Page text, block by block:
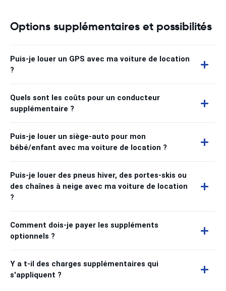
Options supplémentaires et possibilités
Puis-je louer un GPS avec ma voiture de location
?
Quels sont les coûts pour un conducteur
supplémentaire ?
Puis-je louer un siège-auto pour mon
bébé/enfant avec ma voiture de location ?
Puis-je louer des pneus hiver, des portes-skis ou
des chaînes à neige avec ma voiture de location
?
Comment dois-je payer les suppléments
optionnels ?
Y a t-il des charges supplémentaires qui
s'appliquent ?